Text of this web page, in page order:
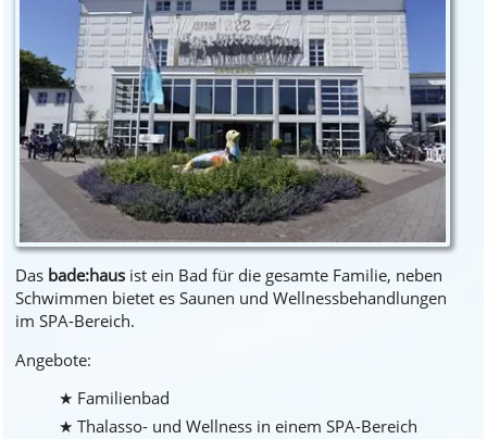
Das bade:haus ist ein Bad für die gesamte Familie, neben
Schwimmen bietet es Saunen und Wellnessbehandlungen
im SPA-Bereich.
Angebote:
Familienbad
Thalasso- und Wellness in einem SPA-Bereich